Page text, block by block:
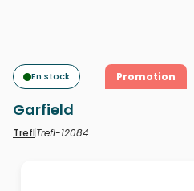
En stock Promotion
Garfield
TreflTrefl-12084